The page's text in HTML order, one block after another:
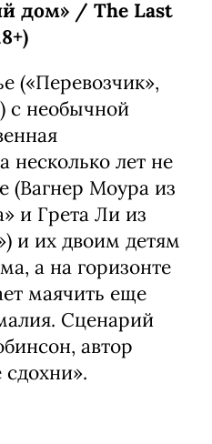
дом» / The Last
(«Перевозчик»,
с необычной
несколько лет не
(Вагнер Моура из
и Грета Ли из
и их двоим детям
а на горизонте
маячить еще
Сценарий
автор
сдохни».